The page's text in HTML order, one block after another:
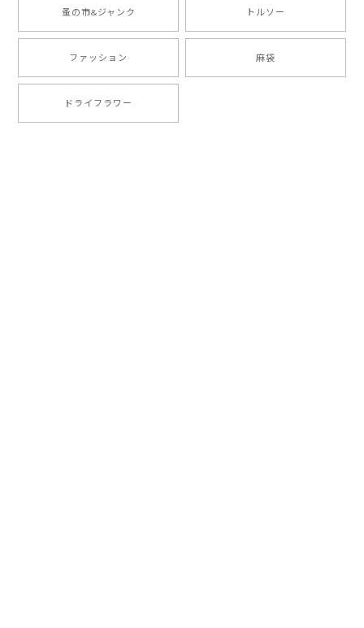
蚤の市&ジャンク トルソー
ファッション 麻袋
ドライフラワー